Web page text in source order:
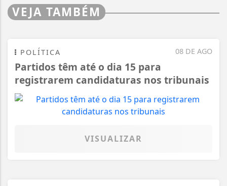
VEJA TAMBÉM
08 DE AGO
POLÍTICA
Partidos têm até o dia 15 para
registrarem candidaturas nos tribunais
VISUALIZAR